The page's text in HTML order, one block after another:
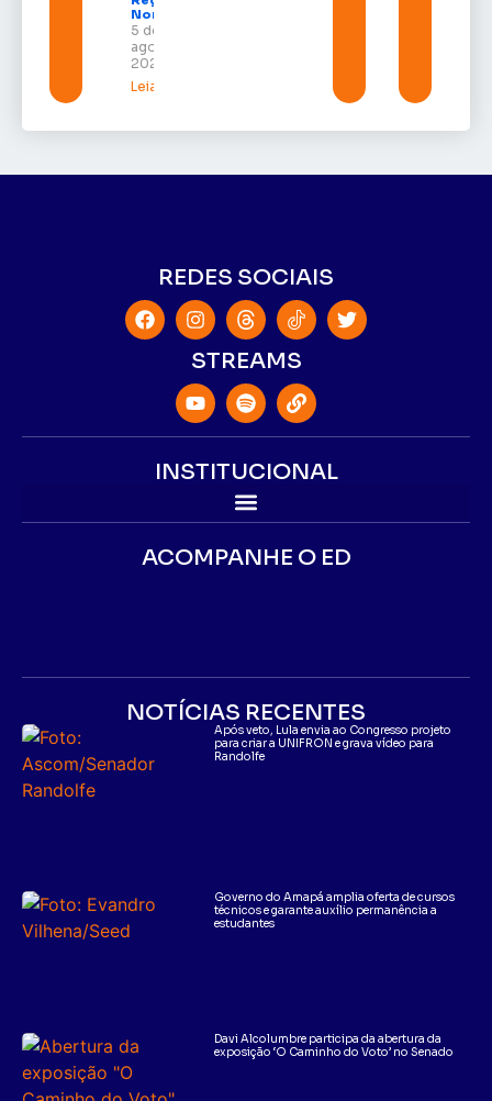
Norte
5 de
agosto de
2026
Leia mais »
REDES SOCIAIS
STREAMS
INSTITUCIONAL
ACOMPANHE O ED
NOTÍCIAS RECENTES
Após veto, Lula envia ao Congresso projeto
para criar a UNIFRON e grava vídeo para
Randolfe
Governo do Amapá amplia oferta de cursos
técnicos e garante auxílio permanência a
estudantes
Davi Alcolumbre participa da abertura da
exposição ‘O Caminho do Voto’ no Senado